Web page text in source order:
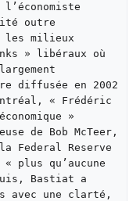
outre
les milieux
» libéraux où
diffusée en 2002
« Frédéric
»
de Bob McTeer,
Federal Reserve
plus qu’aucune
Bastiat a
avec une clarté,